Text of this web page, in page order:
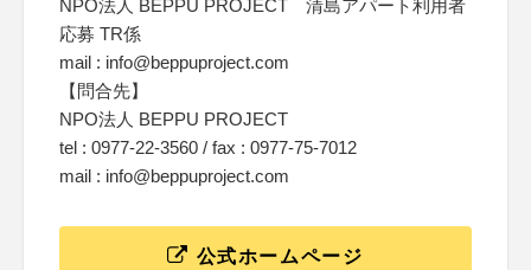
NPO法人 BEPPU PROJECT 清島アパート利用者
応募 TR係
mail : info@beppuproject.com
【問合先】
NPO法人 BEPPU PROJECT
tel : 0977-22-3560 / fax : 0977-75-7012
mail : info@beppuproject.com
公式ホームページ